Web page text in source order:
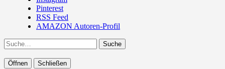
Pinterest
RSS Feed
AMAZON Autoren-Profil
Suche
Öffnen Schließen